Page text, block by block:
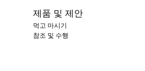
제품 및 제안
먹고 마시기
참조 및 수행